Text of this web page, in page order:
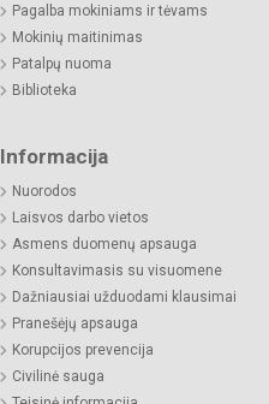
Pagalba mokiniams ir tėvams
Mokinių maitinimas
Patalpų nuoma
Biblioteka
Informacija
Nuorodos
Laisvos darbo vietos
Asmens duomenų apsauga
Konsultavimasis su visuomene
Dažniausiai užduodami klausimai
Pranešėjų apsauga
Korupcijos prevencija
Civilinė sauga